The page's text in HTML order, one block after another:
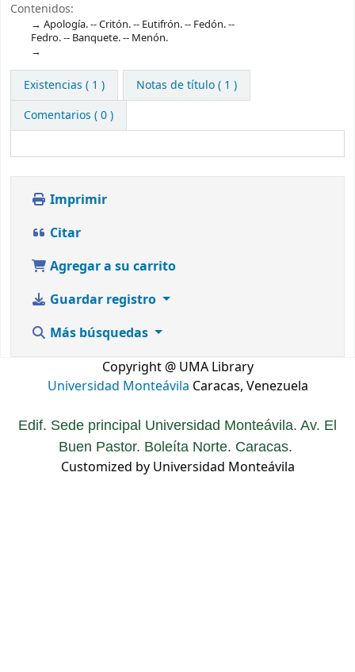
Contenidos:
Apología. -- Critón. -- Eutifrón. -- Fedón. --
Fedro. -- Banquete. -- Menón.
Existencias ( 1 )
Notas de título ( 1 )
Comentarios ( 0 )
Imprimir
Citar
Agregar a su carrito
Guardar registro
Más búsquedas
Copyright @ UMA Library
Universidad Monteávila Caracas, Venezuela
Edif. Sede principal Universidad Monteávila. Av. El
Buen Pastor. Boleíta Norte. Caracas.
Customized by Universidad Monteávila